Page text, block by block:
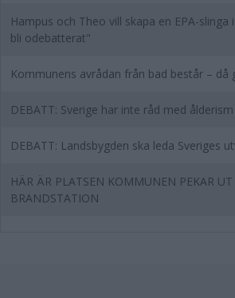
Hampus och Theo vill skapa en EPA-slinga
bli odebatterat"
Kommunens avrådan från bad består – då
DEBATT: Sverige har inte råd med ålderism
DEBATT: Landsbygden ska leda Sveriges
HÄR ÄR PLATSEN KOMMUNEN PEKAR
BRANDSTATION